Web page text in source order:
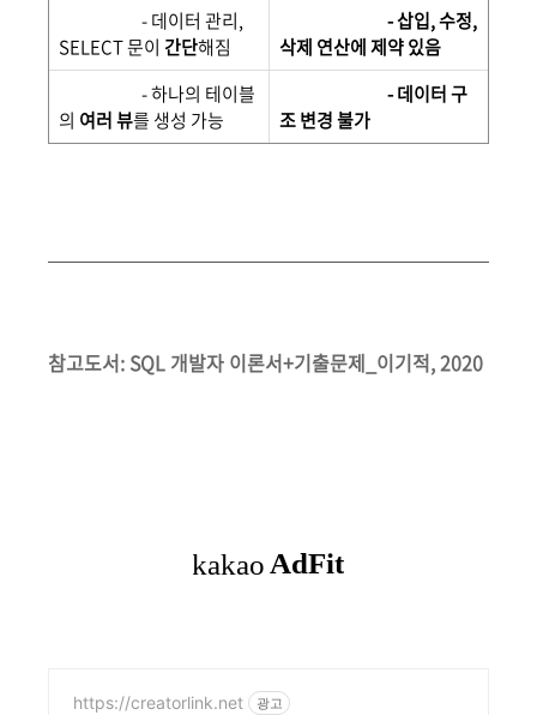
- 데이터 관리,
SELECT 문이 간단해짐
- 삽입, 수정,
삭제 연산에 제약 있음
- 하나의 테이블
의 여러 뷰를 생성 가능
- 데이터 구
조 변경 불가
참고도서: SQL 개발자 이론서+기출문제_이기적, 2020
https://creatorlink.net 광고